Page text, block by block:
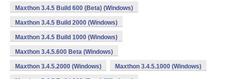
Maxthon 3.4.5 Build 600 (Beta) (Windows)
Maxthon 3.4.5 Build 2000 (Windows)
Maxthon 3.4.5 Build 1000 (Windows)
Maxthon 3.4.5.600 Beta (Windows)
Maxthon 3.4.5.2000 (Windows) Maxthon 3.4.5.1000 (Windows)